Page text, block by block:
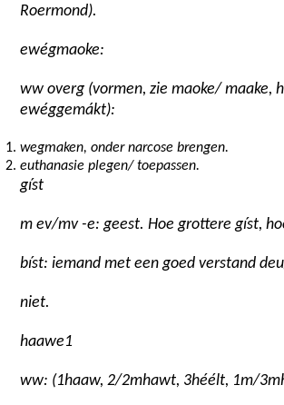
Roermond).
ewégmaoke:
ww overg (vormen, zie maoke/ maake,
ewéggemákt):
wegmaken, onder narcose brengen.
euthanasie plegen/ toepassen.
gíst
m ev/mv -e: geest. Hoe grottere gíst,
bíst: iemand met een goed verstand
niet.
haawe1
ww: (1haaw,2/2mhawt, 3héélt, 1m/3m